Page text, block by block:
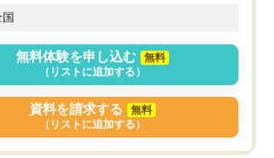
国
無料体験を申し込む
無料
（リストに追加する）
資料を請求する
無料
（リストに追加する）